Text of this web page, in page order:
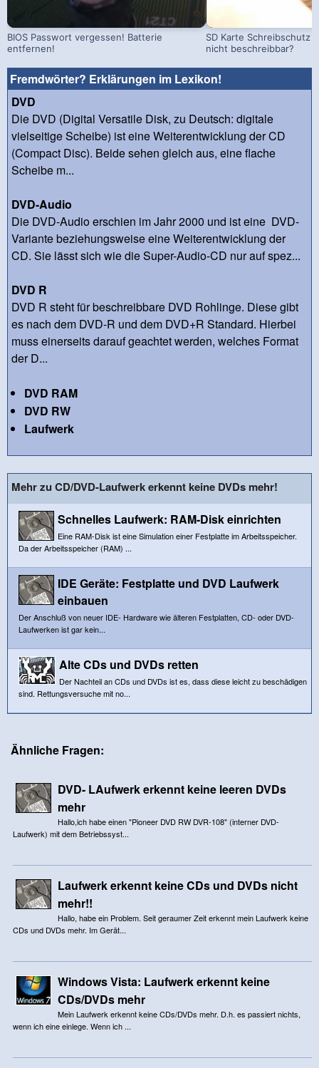
BIOS Passwort vergessen! Batterie
entfernen!
SD Karte Schreibschutz
nicht beschreibbar?
Fremdwörter? Erklärungen im Lexikon!
DVD
Die DVD (Digital Versatile Disk, zu Deutsch: digitale
vielseitige Scheibe) ist eine Weiterentwicklung der CD
(Compact Disc). Beide sehen gleich aus, eine flache
Scheibe m...
DVD-Audio
Die DVD-Audio erschien im Jahr 2000 und ist eine DVD-
Variante beziehungsweise eine Weiterentwicklung der
CD. Sie lässt sich wie die Super-Audio-CD nur auf spez...
DVD R
DVD R steht für beschreibbare DVD Rohlinge. Diese gibt
es nach dem DVD-R und dem DVD+R Standard. Hierbei
muss einerseits darauf geachtet werden, welches Format
der D...
DVD RAM
DVD RW
Laufwerk
Mehr zu CD/DVD-Laufwerk erkennt keine DVDs mehr!
Schnelles Laufwerk: RAM-Disk einrichten
Eine RAM-Disk ist eine Simulation einer Festplatte im Arbeitsspeicher.
Da der Arbeitsspeicher (RAM) ...
IDE Geräte: Festplatte und DVD Laufwerk
einbauen
Der Anschluß von neuer IDE- Hardware wie älteren Festplatten, CD- oder DVD-
Laufwerken ist gar kein...
Alte CDs und DVDs retten
Der Nachteil an CDs und DVDs ist es, dass diese leicht zu beschädigen
sind. Rettungsversuche mit no...
Ähnliche Fragen:
DVD- LAufwerk erkennt keine leeren DVDs
mehr
Hallo,ich habe einen "Pioneer DVD RW DVR-108" (interner DVD-
Laufwerk) mit dem Betriebssyst...
Laufwerk erkennt keine CDs und DVDs nicht
mehr!!
Hallo, habe ein Problem. Seit geraumer Zeit erkennt mein Laufwerk keine
CDs und DVDs mehr. Im Gerät...
Windows Vista: Laufwerk erkennt keine
CDs/DVDs mehr
Mein Laufwerk erkennt keine CDs/DVDs mehr. D.h. es passiert nichts,
wenn ich eine einlege. Wenn ich ...